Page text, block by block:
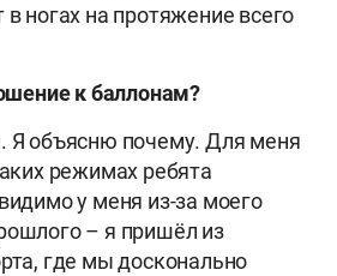
ногах на протяжение всего
к баллонам?
Я объясню почему. Для меня
режимах ребята
у меня из-за моего
– я пришёл из
где мы досконально